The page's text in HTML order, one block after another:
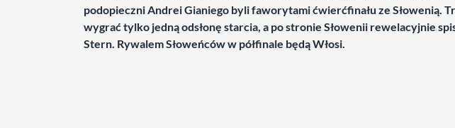
podopieczni Andrei Gianiego byli faworytami ćwierćfinału ze Słowenią.
wygrać tylko jedną odsłonę starcia, a po stronie Słowenii rewelacyjnie
Stern. Rywalem Słoweńców w półfinale będą Włosi.